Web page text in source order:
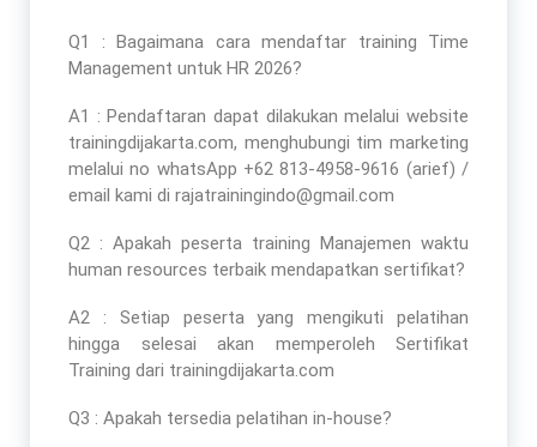
Q1 : Bagaimana cara mendaftar training Time
Management untuk HR 2026?
A1 : Pendaftaran dapat dilakukan melalui website
trainingdijakarta.com, menghubungi tim marketing
melalui no whatsApp +62 813-4958-9616 (arief) /
email kami di rajatrainingindo@gmail.com
Q2 : Apakah peserta training Manajemen waktu
human resources terbaik mendapatkan sertifikat?
A2 : Setiap peserta yang mengikuti pelatihan
hingga selesai akan memperoleh Sertifikat
Training dari trainingdijakarta.com
Q3 : Apakah tersedia pelatihan in-house?